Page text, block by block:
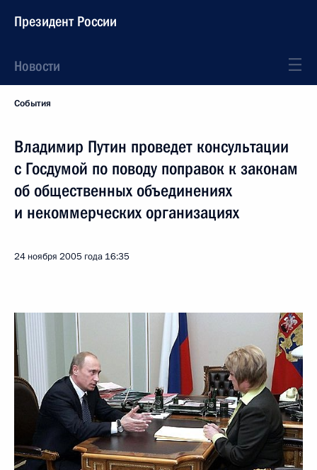
Президент России
Новости
События
Владимир Путин проведет консультации
с Госдумой по поводу поправок к законам
об общественных объединениях
и некоммерческих организациях
24 ноября 2005 года 16:35